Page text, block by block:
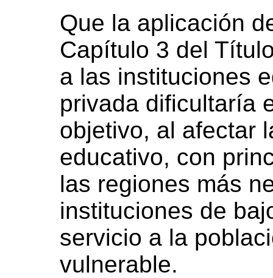
Que la aplicación
Capítulo 3 del
a las instituciones
privada dificultaría
objetivo, al afectar
educativo, con
las regiones más
instituciones de
servicio a la
vulnerable.